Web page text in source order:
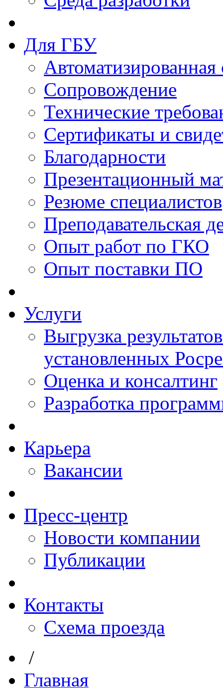
Для ГБУ
Сопровождение
Технические
Сертификаты и
Благодарности
Презентационный
Резюме специалистов
Преподавательская
Опыт работ по ГКО
Опыт поставки ПО
Услуги
Выгрузка
установленных
Оценка и консалтинг
Разработка
Карьера
Вакансии
Пресс-центр
Новости компании
Публикации
Контакты
Схема проезда
/
Главная